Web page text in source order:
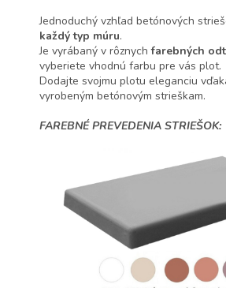
Jednoduchý vzhľad betónových
každý typ múru.
Je vyrábaný v rôznychfarebných
vyberiete vhodnú farbu pre vás plot.
Dodajte svojmu plotu eleganciu
vyrobeným betónovým strieškam.
FAREBNÉ PREVEDENIA STRIEŠOK: